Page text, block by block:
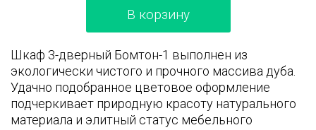
В корзину
Шкаф 3-дверный Бомтон-1 выполнен из
экологически чистого и прочного массива дуба.
Удачно подобранное цветовое оформление
подчеркивает природную красоту натурального
материала и элитный статус мебельного